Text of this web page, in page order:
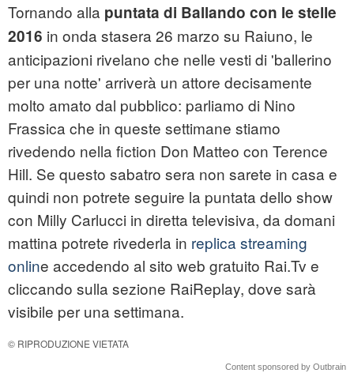
Tornando alla puntata di Ballando con le stelle
2016 in onda stasera 26 marzo su Raiuno, le
anticipazioni rivelano che nelle vesti di 'ballerino
per una notte' arriverà un attore decisamente
molto amato dal pubblico: parliamo di Nino
Frassica che in queste settimane stiamo
rivedendo nella fiction Don Matteo con Terence
Hill. Se questo sabatro sera non sarete in casa e
quindi non potrete seguire la puntata dello show
con Milly Carlucci in diretta televisiva, da domani
mattina potrete rivederla in replica streaming
online accedendo al sito web gratuito Rai.Tv e
cliccando sulla sezione RaiReplay, dove sarà
visibile per una settimana.
© RIPRODUZIONE VIETATA
Content sponsored by Outbrain